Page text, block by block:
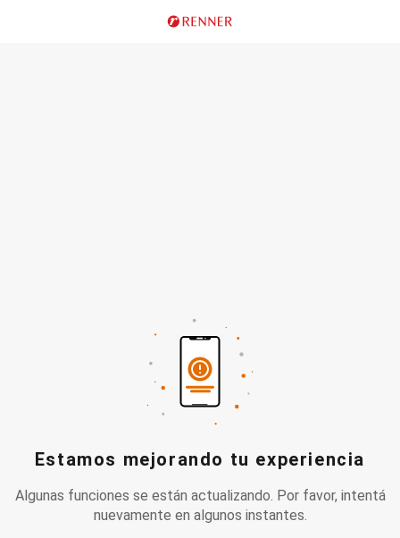
Estamos mejorando tu experiencia
Algunas funciones se están actualizando. Por favor, intentá
nuevamente en algunos instantes.